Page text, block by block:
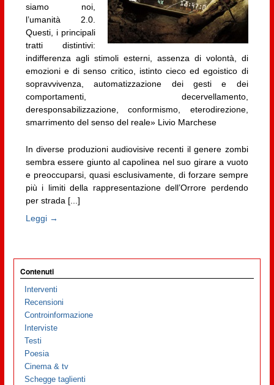
siamo noi,
l’umanità 2.0.
Questi, i principali
tratti distintivi:
indifferenza agli stimoli esterni, assenza di volontà, di
emozioni e di senso critico, istinto cieco ed egoistico di
sopravvivenza, automatizzazione dei gesti e dei
comportamenti, decervellamento,
deresponsabilizzazione, conformismo, eterodirezione,
smarrimento del senso del reale» Livio Marchese
In diverse produzioni audiovisive recenti il genere zombi
sembra essere giunto al capolinea nel suo girare a vuoto
e preoccuparsi, quasi esclusivamente, di forzare sempre
più i limiti della rappresentazione dell’Orrore perdendo
per strada [...]
Leggi →
Contenuti
Interventi
Recensioni
Controinformazione
Interviste
Testi
Poesia
Cinema & tv
Schegge taglienti